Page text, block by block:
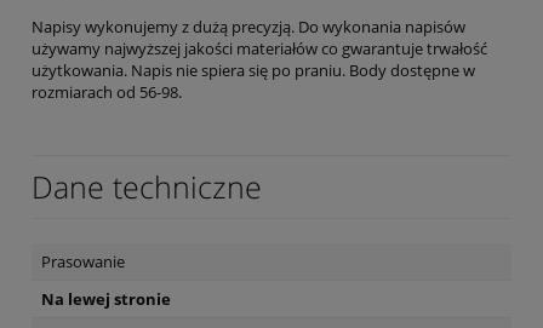
Napisy wykonujemy z dużą precyzją. Do wykonania napisów
używamy najwyższej jakości materiałów co gwarantuje trwałość
użytkowania. Napis nie spiera się po praniu. Body dostępne w
rozmiarach od 56-98.
Dane techniczne
Prasowanie
Na lewej stronie